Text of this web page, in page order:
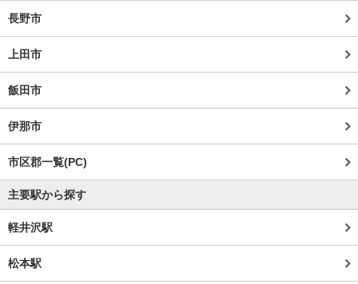
長野市
上田市
飯田市
伊那市
市区郡一覧(PC)
主要駅から探す
軽井沢駅
松本駅